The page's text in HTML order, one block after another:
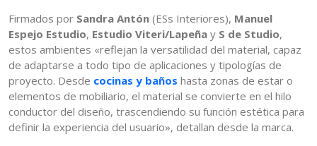
Firmados por Sandra Antón (ESs Interiores), Manuel
Espejo Estudio, Estudio Viteri/Lapeña y S de Studio,
estos ambientes «reflejan la versatilidad del material, capaz
de adaptarse a todo tipo de aplicaciones y tipologías de
proyecto. Desde cocinas y baños hasta zonas de estar o
elementos de mobiliario, el material se convierte en el hilo
conductor del diseño, trascendiendo su función estética para
definir la experiencia del usuario», detallan desde la marca.